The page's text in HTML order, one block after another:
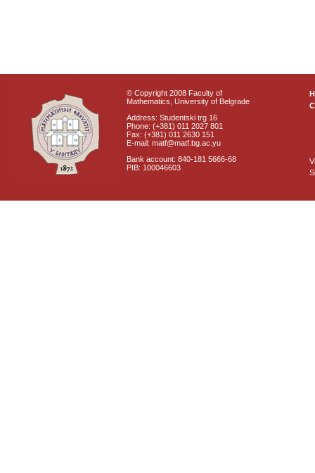
© Copyright 2008 Faculty of
Mathematics, University of Belgrade
Address: Studentski trg 16
Phone: (+381) 011 2027 801
Fax: (+381) 011 2630 151
E-mail: matf@matf.bg.ac.yu
Bank account: 840-181 5666-68
PIB: 100046603